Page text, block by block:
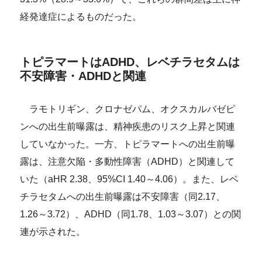
経発達症によるものだった。
トピラマートはADHD、レベチラセタムは
不安障害・ADHDと関連
ラモトリギン、クロナゼパム、オクスカルバゼピ
ンへの出生前曝露は、精神疾患のリスク上昇と関連
していなかった。一方、トピラマートへの出生前曝
露は、注意欠陥・多動性障害（ADHD）と関連して
いた（aHR 2.38、95%CI 1.40～4.06）。また、レベ
チラセタムへの出生前曝露は不安障害（同2.17、
1.26～3.72）、ADHD（同1.78、1.03～3.07）との関
連が示された。